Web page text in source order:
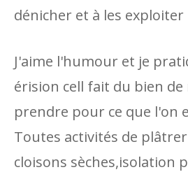
dénicher et à les
J'aime l'humour et je
érision cell fait du bien de
prendre pour ce que l'on
Toutes activités de
cloisons sèches,isolation